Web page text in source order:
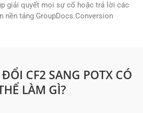
giải quyết mọi sự cố hoặc trả lời các
nền tảng GroupDocs.Conversion
CF2 SANG POTX CÓ
LÀM GÌ?